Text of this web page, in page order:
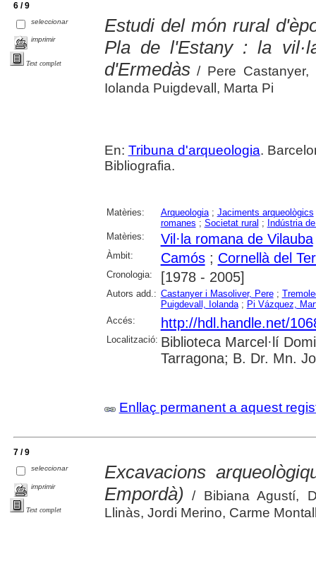
6 / 9
seleccionar
imprimir
Text complet
Estudi del món rural
Pla de l'Estany : la
d'Ermedàs/ Pere Castanyer,
Iolanda Puigdevall, Marta Pi
En: Tribuna d'arqueologia.
Bibliografia.
Matèries: Arqueologia; Jaciments arqueològics
romanes ; Societat rural ; Indústria
Matèries:
Vil·la romana de Vilauba
Àmbit: Camós; Cornellà del
Cronologia: [1978 - 2005]
Autors add.: Castanyer i Masoliver, Pere;
Puigdevall, Iolanda; Pi Vázquez,
Accés:
http://hdl.handle.net/
Localització: Biblioteca Marcel·lí
Tarragona; B. Dr. Mn.
Enllaç permanent a aquest
7 / 9
seleccionar
imprimir
Text complet
Excavacions
Empordà) / Bibiana Agustí,
Llinàs, Jordi Merino, Carme